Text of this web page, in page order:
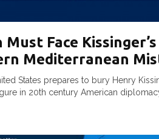
Must Face Kissinger’s
Mediterranean
States prepares to bury Henry
in 20th century American